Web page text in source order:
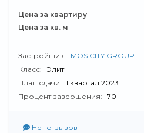
Цена за квартиру
Цена за кв. м
Застройщик:
MOS CITY GROUP
Класс: Элит
План сдачи:
I квартал 2023
Процент завершения: 70
Нет отзывов